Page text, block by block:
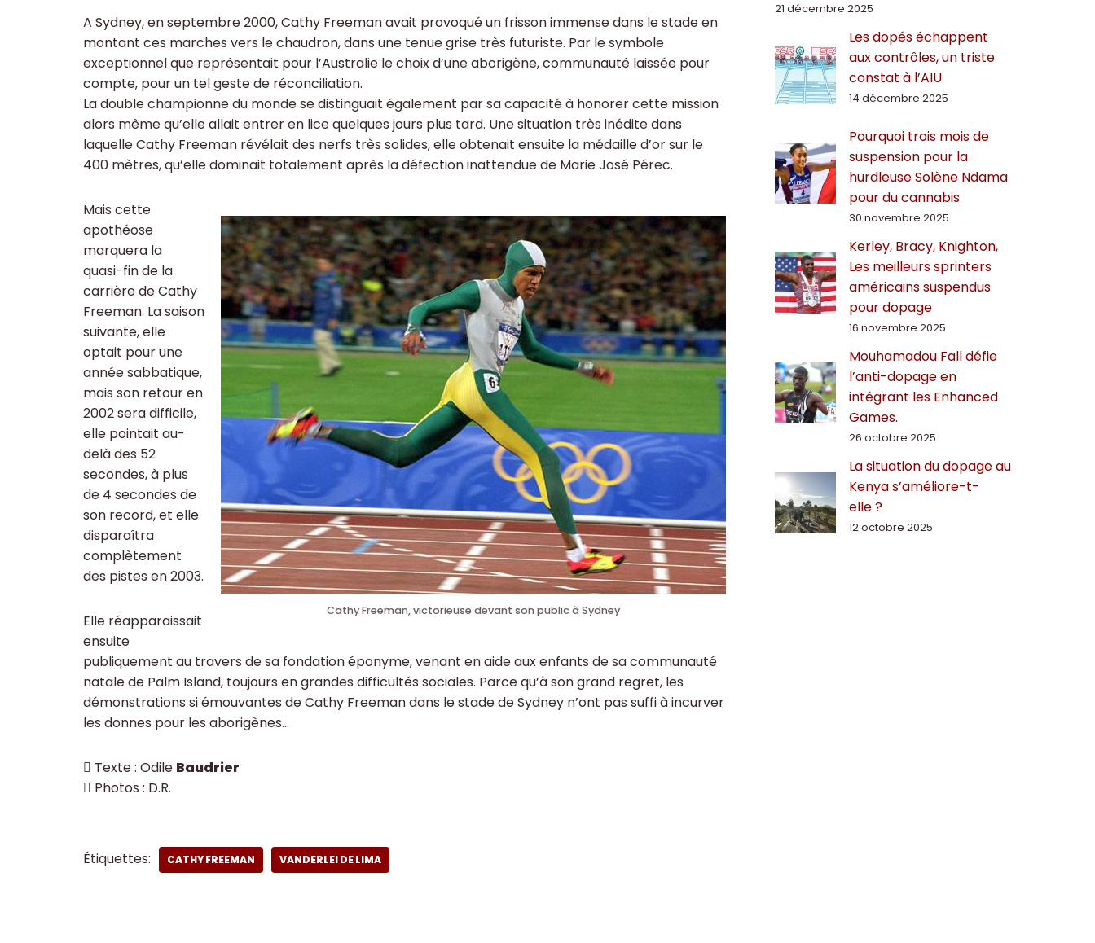
A Sydney, en septembre 2000, Cathy Freeman avait provoqué un frisson immense dans le stade en
montant ces marches vers le chaudron, dans une tenue grise très futuriste. Par le symbole
exceptionnel que représentait pour l’Australie le choix d’une aborigène, communauté laissée pour
compte, pour un tel geste de réconciliation.
La double championne du monde se distinguait également par sa capacité à honorer cette mission
alors même qu’elle allait entrer en lice quelques jours plus tard. Une situation très inédite dans
laquelle Cathy Freeman révélait des nerfs très solides, elle obtenait ensuite la médaille d’or sur le
400 mètres, qu’elle dominait totalement après la défection inattendue de Marie José Pérec.
Cathy Freeman, victorieuse devant son public à Sydney
Mais cette
apothéose
marquera la
quasi-fin de la
carrière de Cathy
Freeman. La saison
suivante, elle
optait pour une
année sabbatique,
mais son retour en
2002 sera difficile,
elle pointait au-
delà des 52
secondes, à plus
de 4 secondes de
son record, et elle
disparaîtra
complètement
des pistes en 2003.
Elle réapparaissait
ensuite
publiquement au travers de sa fondation éponyme, venant en aide aux enfants de sa communauté
natale de Palm Island, toujours en grandes difficultés sociales. Parce qu’à son grand regret, les
démonstrations si émouvantes de Cathy Freeman dans le stade de Sydney n’ont pas suffi à incurver
les donnes pour les aborigènes…
 Texte : Odile Baudrier
 Photos : D.R.
Étiquettes: CATHY FREEMAN VANDERLEI DE LIMA
21 décembre 2025
Les dopés échappent
aux contrôles, un triste
constat à l’AIU
14 décembre 2025
Pourquoi trois mois de
suspension pour la
hurdleuse Solène Ndama
pour du cannabis
30 novembre 2025
Kerley, Bracy, Knighton,
Les meilleurs sprinters
américains suspendus
pour dopage
16 novembre 2025
Mouhamadou Fall défie
l’anti-dopage en
intégrant les Enhanced
Games.
26 octobre 2025
La situation du dopage au
Kenya s’améliore-t-
elle ?
12 octobre 2025